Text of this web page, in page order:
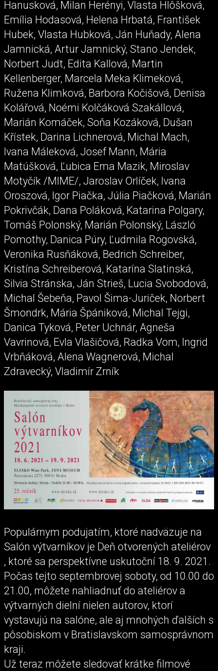
Hanusková, Milan Herényi, Vlasta Hlôšková,
Emília Hodasová, Helena Hrbatá, František
Hubek, Vlasta Hubková, Ján Huňady, Alena
Jamnická, Artur Jamnický, Stano Jendek,
Norbert Judt, Edita Kallová, Martin
Kellenberger, Marcela Meka Klimeková,
Ružena Klimková, Barbora Kočišová, Denisa
Kolářová, Noémi Kolčáková Szakállová,
Marián Komáček, Soňa Kozáková, Dušan
Křístek, Darina Lichnerová, Michal Mach,
Ivana Máleková, Josef Mann, Mária
Matúšková, Ľubica Ema Mazik, Miroslav
Motyčík /MIME/, Jaroslav Orlíček, Ivana
Oroszová, Igor Piačka, Júlia Piačková, Marián
Pokrivčák, Dana Poláková, Katarina Polgary,
Tomáš Polonský, Marián Polonský, László
Pomothy, Danica Púry, Ľudmila Rogovská,
Veronika Rusňáková, Bedrich Schreiber,
Kristína Schreiberová, Katarína Slatinská,
Silvia Stránska, Ján Strieš, Lucia Svobodová,
Michal Šebeňa, Pavol Šima-Juriček, Norbert
Šmondrk, Mária Špániková, Michal Tejgi,
Danica Tyková, Peter Uchnár, Agneša
Vavrinová, Evla Vlašičová, Radka Vom, Ingrid
Vrbňáková, Alena Wagnerová, Michal
Zdravecký, Vladimír Zrník
Populárnym podujatím, ktoré nadväzuje na
Salón výtvarníkov je Deň otvorených ateliérov
, ktoré sa perspektívne uskutoční 18. 9. 2021.
Počas tejto septembrovej soboty, od 10.00 do
21.00, môžete nahliadnuť do ateliérov a
výtvarných dielní nielen autorov, ktorí
vystavujú na salóne, ale aj mnohých ďalších s
pôsobiskom v Bratislavskom samosprávnom
kraji.
Už teraz môžete sledovať krátke filmové